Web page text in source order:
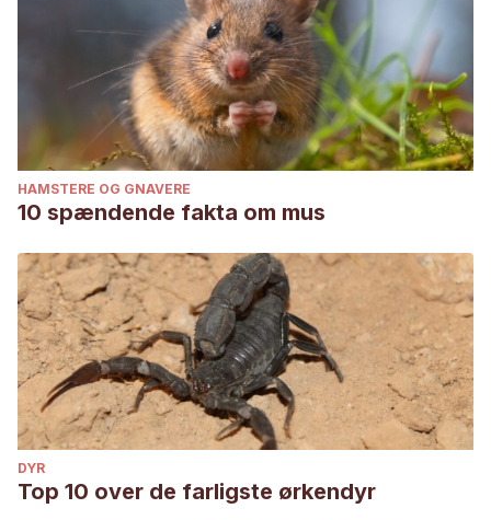
HAMSTERE OG GNAVERE
10 spændende fakta om mus
DYR
Top 10 over de farligste ørkendyr